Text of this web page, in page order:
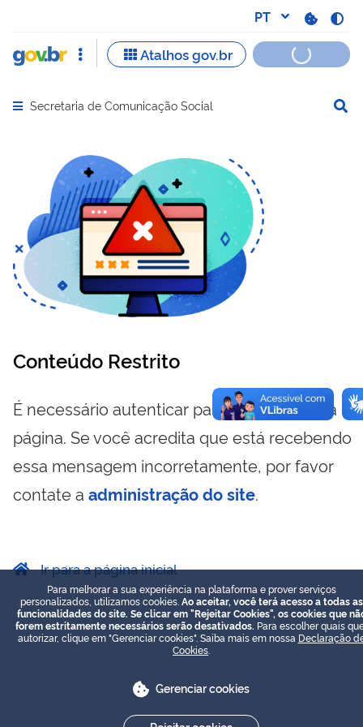
Abrir menu principal de navegação
Secretaria de Comunicação Social
Conteúdo Restrito
É necessário autenticar para visualizar essa
página. Se você acredita que está recebendo
essa mensagem incorretamente, por favor
contate a administração do site.
Ir para a página inicial
Para melhorar a sua experiência na plataforma e prover serviços
personalizados, utilizamos cookies. Ao aceitar, você terá acesso a todas as
funcionalidades do site. Se clicar em "Rejeitar Cookies", os cookies que
forem estritamente necessários serão desativados. Para escolher quais
autorizar, clique em "Gerenciar cookies". Saiba mais em nossa Declaração
Cookies
Gerenciar cookies